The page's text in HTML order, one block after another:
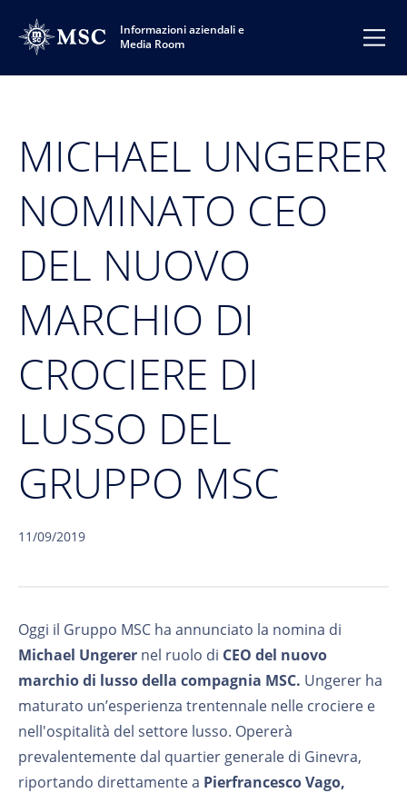
Informazioni aziendali e
Media Room
MICHAEL UNGERER
NOMINATO CEO
DEL NUOVO
MARCHIO DI
CROCIERE DI
LUSSO DEL
GRUPPO MSC
11/09/2019
Oggi il Gruppo MSC ha annunciato la nomina di
Michael Ungerer nel ruolo di CEO del nuovo
marchio di lusso della compagnia MSC. Ungerer ha
maturato un’esperienza trentennale nelle crociere e
nell'ospitalità del settore lusso. Opererà
prevalentemente dal quartier generale di Ginevra,
riportando direttamente a Pierfrancesco Vago,